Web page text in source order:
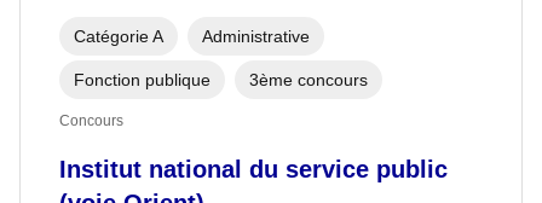
Institut national du service public
Catégorie A Administrative
Fonction publique 3ème concours
Concours